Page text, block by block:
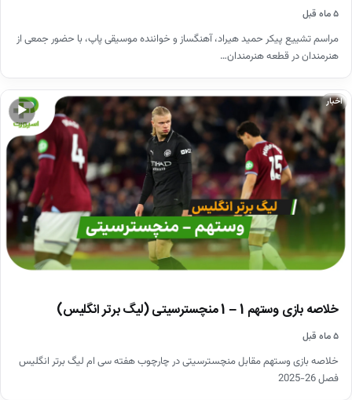
۵ ماه قبل
مراسم تشییع پیکر حمید هیراد، آهنگساز و خواننده موسیقی پاپ، با حضور جمعی از
هنرمندان در قطعه هنرمندان…
▶
اخبار
خلاصه بازی وستهم 1 – 1 منچسترسیتی (لیگ برتر انگلیس)
۵ ماه قبل
خلاصه بازی وستهم مقابل منچسترسیتی در چارچوب هفته سی ام لیگ برتر انگلیس
فصل 26-2025